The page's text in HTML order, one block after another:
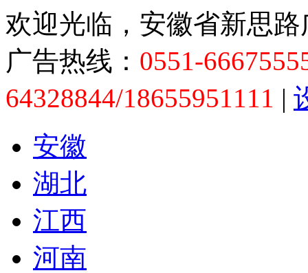
欢迎光临，安徽省新思
广告热线： 0551-
64328844/18655951111 |
安徽
湖北
江西
河南